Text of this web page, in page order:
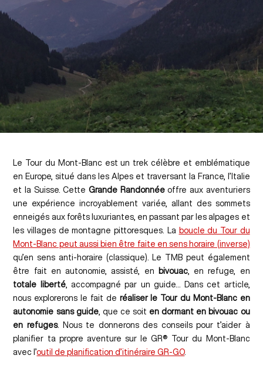
Le Tour du Mont-Blanc est un trek célèbre et emblématique
en Europe, situé dans les Alpes et traversant la France, l’Italie
et la Suisse. Cette Grande Randonnéeoffre aux aventuriers
une expérience incroyablement variée, allant des sommets
enneigés aux forêts luxuriantes, en passant par les alpages et
les villages de montagne pittoresques. La boucle du Tour du
Mont-Blanc peut aussi bien être faite en sens horaire (inverse)
qu’en sens anti-horaire (classique). Le TMB peut également
être fait en autonomie, assisté, en
bivouac, en refuge, en
totale liberté, accompagné par un guide… Dans cet article,
nous explorerons le fait de réaliser le Tour du Mont-Blanc en
autonomie sans guide, que ce soit en dormant en bivouac ou
en refuges. Nous te donnerons des conseils pour t’aider à
planifier ta propre aventure sur le GR® Tour du Mont-Blanc
avec l’outil de planification d’itinéraire GR-GO.